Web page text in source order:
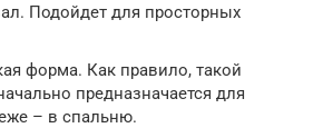
Подойдет для просторных
форма. Как правило, такой
предназначается для
– в спальню.